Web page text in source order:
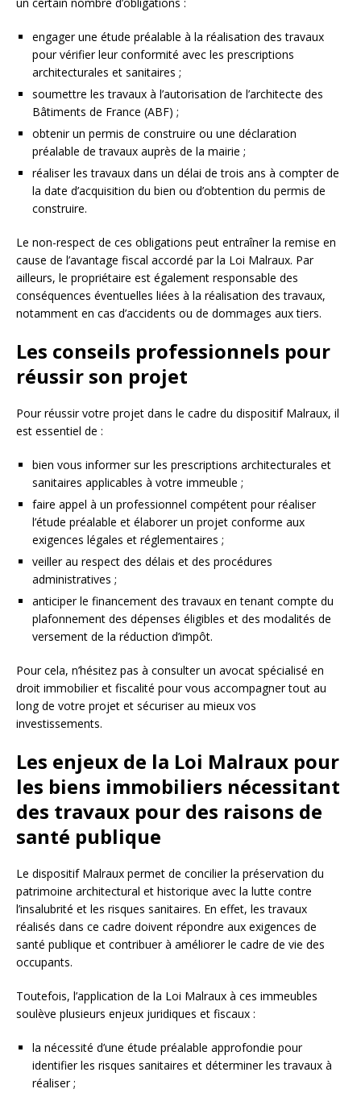
engager une étude préalable à la réalisation des travaux
pour vérifier leur conformité avec les prescriptions
architecturales et sanitaires ;
soumettre les travaux à l’autorisation de l’architecte des
Bâtiments de France (ABF) ;
obtenir un permis de construire ou une déclaration
préalable de travaux auprès de la mairie ;
réaliser les travaux dans un délai de trois ans à compter de
la date d’acquisition du bien ou d’obtention du permis de
construire.
Le non-respect de ces obligations peut entraîner la remise en
cause de l’avantage fiscal accordé par la Loi Malraux. Par
ailleurs, le propriétaire est également responsable des
conséquences éventuelles liées à la réalisation des travaux,
notamment en cas d’accidents ou de dommages aux tiers.
Les conseils professionnels pour
réussir son projet
Pour réussir votre projet dans le cadre du dispositif Malraux, il
est essentiel de :
bien vous informer sur les prescriptions architecturales et
sanitaires applicables à votre immeuble ;
faire appel à un professionnel compétent pour réaliser
l’étude préalable et élaborer un projet conforme aux
exigences légales et réglementaires ;
veiller au respect des délais et des procédures
administratives ;
anticiper le financement des travaux en tenant compte du
plafonnement des dépenses éligibles et des modalités de
versement de la réduction d’impôt.
Pour cela, n’hésitez pas à consulter un avocat spécialisé en
droit immobilier et fiscalité pour vous accompagner tout au
long de votre projet et sécuriser au mieux vos
investissements.
Les enjeux de la Loi Malraux pour
les biens immobiliers nécessitant
des travaux pour des raisons de
santé publique
Le dispositif Malraux permet de concilier la préservation du
patrimoine architectural et historique avec la lutte contre
l’insalubrité et les risques sanitaires. En effet, les travaux
réalisés dans ce cadre doivent répondre aux exigences de
santé publique et contribuer à améliorer le cadre de vie des
occupants.
Toutefois, l’application de la Loi Malraux à ces immeubles
soulève plusieurs enjeux juridiques et fiscaux :
la nécessité d’une étude préalable approfondie pour
identifier les risques sanitaires et déterminer les travaux à
réaliser ;